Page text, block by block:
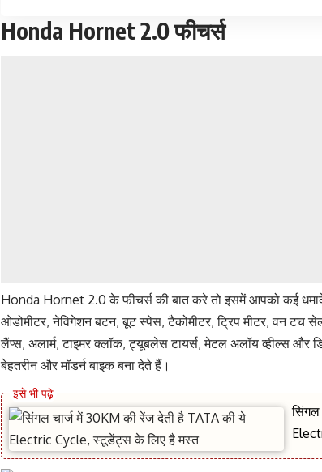
Honda Hornet 2.0 फीचर्स
Honda Hornet 2.0 के फीचर्स की बात करे तो इसमें आपको कई
ओडोमीटर, नेविगेशन बटन, बूट स्पेस, टैकोमीटर, ट्रिप मीटर, वन टच
लैंप्स, अलार्म, टाइमर क्लॉक, ट्यूबलेस टायर्स, मेटल अलॉय व्हील्स और
बेहतरीन और मॉडर्न बाइक बना देते हैं।
सिंगल